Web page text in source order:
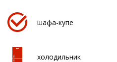
шафа-купе
холодильник